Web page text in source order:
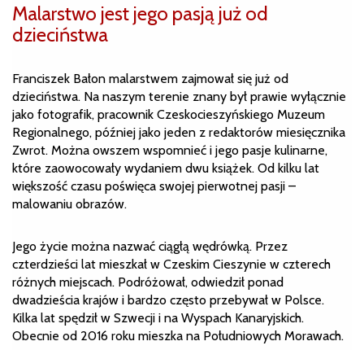
Malarstwo jest jego pasją już od
dzieciństwa
Franciszek Bałon malarstwem zajmował się już od
dzieciństwa. Na naszym terenie znany był prawie wyłącznie
jako fotografik, pracownik Czeskocieszyńskiego Muzeum
Regionalnego, później jako jeden z redaktorów miesięcznika
Zwrot. Można owszem wspomnieć i jego pasje kulinarne,
które zaowocowały wydaniem dwu książek. Od kilku lat
większość czasu poświęca swojej pierwotnej pasji –
malowaniu obrazów.
Jego życie można nazwać ciągłą wędrówką. Przez
czterdzieści lat mieszkał w Czeskim Cieszynie w czterech
różnych miejscach. Podróżował, odwiedził ponad
dwadzieścia krajów i bardzo często przebywał w Polsce.
Kilka lat spędził w Szwecji i na Wyspach Kanaryjskich.
Obecnie od 2016 roku mieszka na Południowych Morawach.